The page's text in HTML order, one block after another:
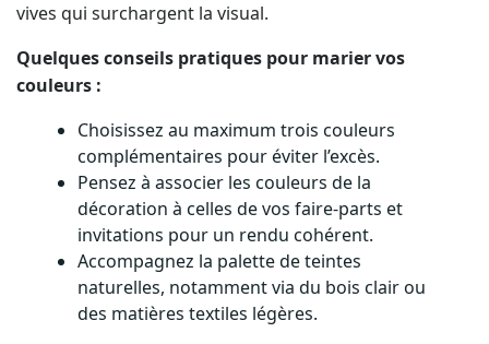
vives qui surchargent la visual.
Quelques conseils pratiques pour marier vos
couleurs :
Choisissez au maximum trois couleurs
complémentaires pour éviter l’excès.
Pensez à associer les couleurs de la
décoration à celles de vos faire-parts et
invitations pour un rendu cohérent.
Accompagnez la palette de teintes
naturelles, notamment via du bois clair ou
des matières textiles légères.